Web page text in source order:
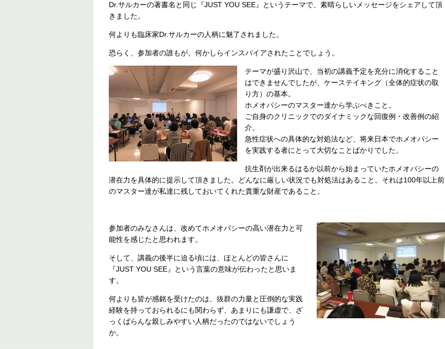
Dr.サルカーの著書名と同じ『JUST YOU SEE』というテーマで、素晴らしいメッセージをシェアして頂
きました。
何よりも臨床家Dr.サルカーの人柄に魅了されました。
恐らく、参加者の誰もが、何かしらインスパイアされたことでしょう。
テーマが盛り沢山で、当初の講義予定を充分に消化すること
はできませんでしたが、ケーステイキング（全体的症状の取
り方）の基本。
ホメオパシーのマスター達から学ぶべきこと。
ご自身のクリニックでのダイナミックな回復例・改善例の紹
介。
急性症状への具体的な対処法など、将来日本でホメオパシー
を実践する者にとって大切なことばかりでした。
抗生剤が出来るはるか以前から始まっていたホメオパシーの
潜在力を具体的に提示して頂きました。どんなに厳しい状況でも対処法はあること。それは100年以上前
のマスター達が私達に残しておいてくれた貴重な財産であること。
参加者のみなさんは、改めてホメオパシーの高い潜在力と可
能性を感じたと思われます。
そして、講義の後半に迫る頃には、ほとんどの皆さんに
『JUST YOU SEE』という言葉の意味が伝わったと思いま
す。
何よりも皆が感銘を受けたのは、抜群の力量と圧倒的な実践
経験を持っておられるにも関わらず、あまりにも謙虚で、ざ
っくばらんな親しみやすい人柄だったのではないでしょう
か。